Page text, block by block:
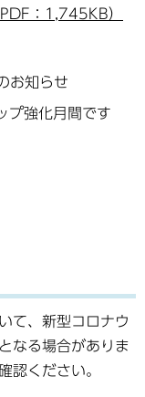
：1,745KB）
お知らせ
プ強化月間です
て、新型コロナウ
なる場合がありま
認ください。